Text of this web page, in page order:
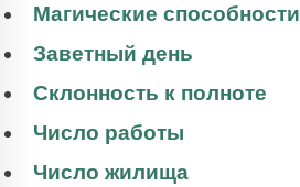
Магические способности
Заветный день
Склонность к полноте
Число работы
Число жилища